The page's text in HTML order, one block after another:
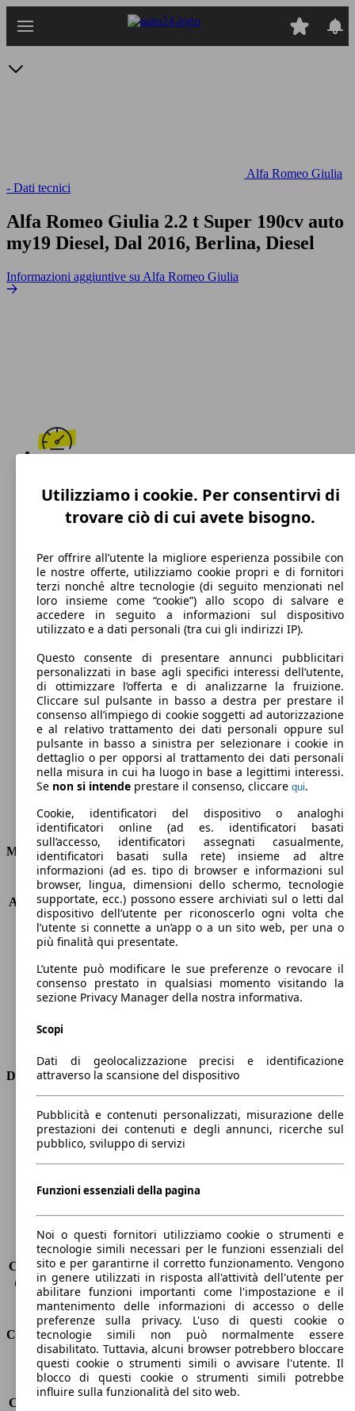
Alfa Romeo Giulia
- Dati tecnici
Alfa Romeo Giulia 2.2 t Super 190cv auto
my19 Diesel, Dal 2016, Berlina, Diesel
Informazioni aggiuntive su Alfa Romeo Giulia
Diesel
Carburante
128 g/km
Emissioni di CO2 (combinato)*
Ø 4.9 l/100km
Consumi
Motore e Prestazioni
KW (PS)
140 kW (190 PS)
Accelerazione (0-100 km/h) 7.1s
Velocità massima (km/h)
230 km/h
Numero di marce
8
Cilindrata
2143 ccm
Carburante
Diesel
Trasmissione
Dimensioni
Lunghezza
4640 mm
Altezza
1440 mm
Larghezza
2020 mm
Passo
2820 mm
Carico massimo
-
Porte
4
Sedili
5
Carico sul tetto
-
Capacità di traino (senza freni) -
Capacità di traino (con freni)
1600 kg
Volume del bagagliaio
480 l
Consumi
Emissioni di CO2*
128 g/km (komb.)
Consumo (urbano)
6.0 l/100km
Consumo (extra-urbano)
Utilizziamo i cookie. Per consentirvi di
trovare ciò di cui avete bisogno.
Per offrire all’utente la migliore esperienza possibile con
le nostre offerte, utilizziamo cookie propri e di fornitori
terzi nonché altre tecnologie (di seguito menzionati nel
loro insieme come “cookie”) allo scopo di salvare e
accedere in seguito a informazioni sul dispositivo
utilizzato e a dati personali (tra cui gli indirizzi IP).
Questo consente di presentare annunci pubblicitari
personalizzati in base agli specifici interessi dell’utente,
di ottimizzare l’offerta e di analizzarne la fruizione.
Cliccare sul pulsante in basso a destra per prestare il
consenso all’impiego di cookie soggetti ad autorizzazione
e al relativo trattamento dei dati personali oppure sul
pulsante in basso a sinistra per selezionare i cookie in
dettaglio o per opporsi al trattamento dei dati personali
nella misura in cui ha luogo in base a legittimi interessi.
Se non si intende prestare il consenso, cliccare qui.
Cookie, identificatori del dispositivo o analoghi
identificatori online (ad es. identificatori basati
sull’accesso, identificatori assegnati casualmente,
identificatori basati sulla rete) insieme ad altre
informazioni (ad es. tipo di browser e informazioni sul
browser, lingua, dimensioni dello schermo, tecnologie
supportate, ecc.) possono essere archiviati sul o letti dal
dispositivo dell’utente per riconoscerlo ogni volta che
l’utente si connette a un’app o a un sito web, per una o
più finalità qui presentate.
L’utente può modificare le sue preferenze o revocare il
consenso prestato in qualsiasi momento visitando la
sezione Privacy Manager della nostra informativa.
Scopi
Dati di geolocalizzazione precisi e identificazione
attraverso la scansione del dispositivo
Pubblicità e contenuti personalizzati, misurazione delle
prestazioni dei contenuti e degli annunci, ricerche sul
pubblico, sviluppo di servizi
Funzioni essenziali della pagina
Noi o questi fornitori utilizziamo cookie o strumenti e
tecnologie simili necessari per le funzioni essenziali del
sito e per garantirne il corretto funzionamento. Vengono
in genere utilizzati in risposta all'attività dell'utente per
abilitare funzioni importanti come l'impostazione e il
mantenimento delle informazioni di accesso o delle
preferenze sulla privacy. L'uso di questi cookie o
tecnologie simili non può normalmente essere
disabilitato. Tuttavia, alcuni browser potrebbero bloccare
questi cookie o strumenti simili o avvisare l'utente. Il
blocco di questi cookie o strumenti simili potrebbe
influire sulla funzionalità del sito web.